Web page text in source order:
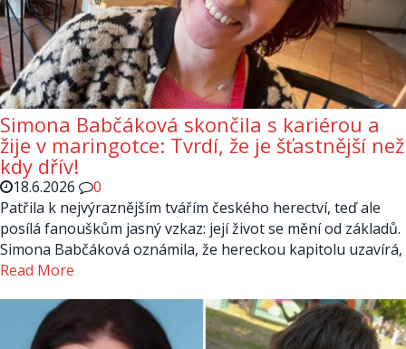
Simona Babčáková skončila s kariérou a
žije v maringotce: Tvrdí, že je šťastnější než
kdy dřív!
18.6.2026
0
Patřila k nejvýraznějším tvářím českého herectví, teď ale
posílá fanouškům jasný vzkaz: její život se mění od základů.
Simona Babčáková oznámila, že hereckou kapitolu uzavírá,
Read More